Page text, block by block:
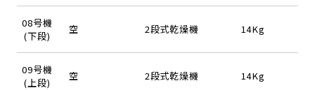
08号機
(下段)
空 2段式乾燥機 14Kg
09号機
(上段)
空 2段式乾燥機 14Kg